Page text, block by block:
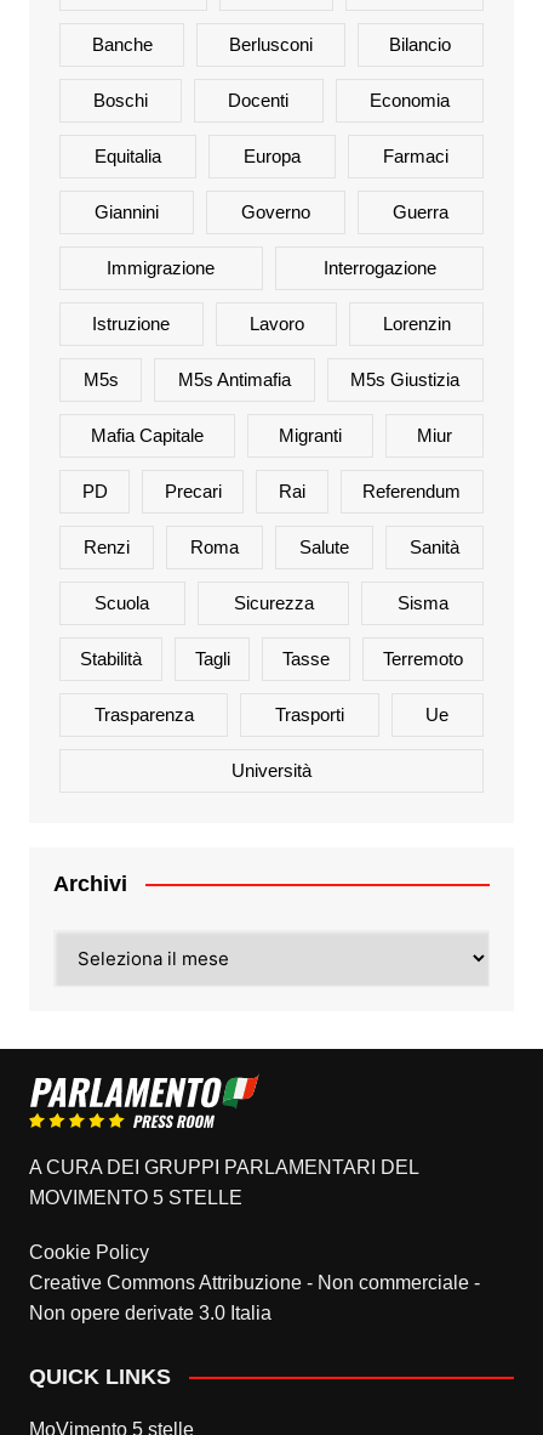
Banche Berlusconi Bilancio
Boschi Docenti Economia
Equitalia Europa Farmaci
Giannini Governo Guerra
Immigrazione Interrogazione
Istruzione Lavoro Lorenzin
M5s M5s Antimafia M5s Giustizia
Mafia Capitale Migranti Miur
PD Precari Rai Referendum
Renzi Roma Salute Sanità
Scuola Sicurezza Sisma
Stabilità Tagli Tasse Terremoto
Trasparenza Trasporti Ue
Università
Archivi
A CURA DEI GRUPPI PARLAMENTARI DEL
MOVIMENTO 5 STELLE
Cookie Policy
Creative Commons Attribuzione - Non commerciale -
Non opere derivate 3.0 Italia
QUICK LINKS
MoVimento 5 stelle